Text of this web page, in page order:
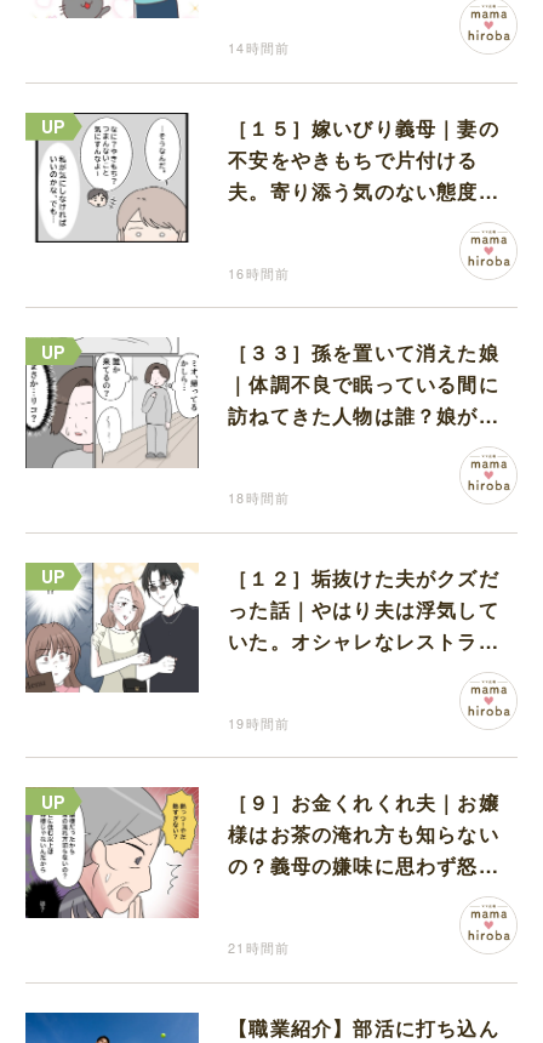
14時間前
［１５］嫁いびり義母｜妻の
不安をやきもちで片付ける
夫。寄り添う気のない態度に
16時間前
［３３］孫を置いて消えた娘
｜体調不良で眠っている間に
訪ねてきた人物は誰？娘が戻
ってきたのかと不安になる
18時間前
［１２］垢抜けた夫がクズだ
った話｜やはり夫は浮気して
いた。オシャレなレストラン
19時間前
［９］お金くれくれ夫｜お嬢
様はお茶の淹れ方も知らない
の？義母の嫌味に思わず怒り
21時間前
【職業紹介】部活に打ち込ん